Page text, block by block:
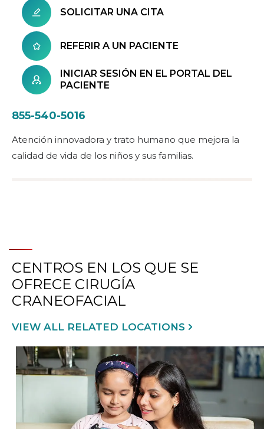
SOLICITAR UNA CITA
REFERIR A UN PACIENTE
INICIAR SESIÓN EN EL PORTAL DEL
PACIENTE
855-540-5016
Atención innovadora y trato humano que mejora la
calidad de vida de los niños y sus familias.
CENTROS EN LOS QUE SE
OFRECE CIRUGÍA
CRANEOFACIAL
VIEW ALL RELATED LOCATIONS